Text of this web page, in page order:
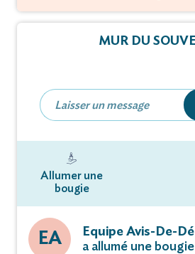
MUR DU
Allumer une
bougie
EA
Equipe Avis-De-
a allumé une bougie